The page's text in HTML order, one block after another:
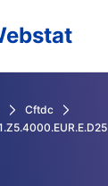
Cftdc